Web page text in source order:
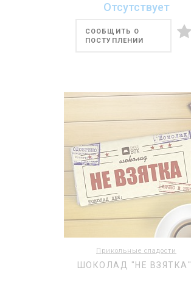
Отсутствует
СООБЩИТЬ О
ПОСТУПЛЕНИИ
Прикольные сладости
ШОКОЛАД "НЕ ВЗЯТКА"